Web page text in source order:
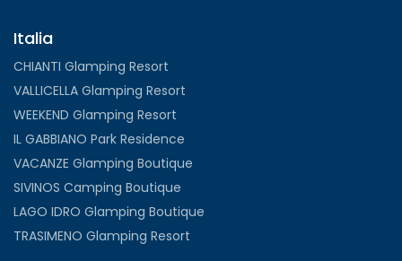
Italia
CHIANTI Glamping Resort
VALLICELLA Glamping Resort
WEEKEND Glamping Resort
IL GABBIANO Park Residence
VACANZE Glamping Boutique
SIVINOS Camping Boutique
LAGO IDRO Glamping Boutique
TRASIMENO Glamping Resort